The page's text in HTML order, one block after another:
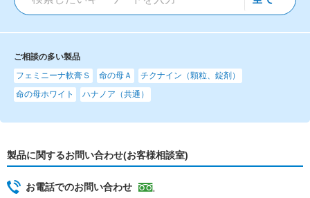
ご相談の多い製品
フェミニーナ軟膏Ｓ
命の母Ａ
チクナイン（顆粒、錠剤）
命の母ホワイト
ハナノア（共通）
製品に関するお問い合わせ(お客様相談室)
お電話でのお問い合わせ